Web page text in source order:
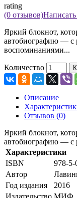
rating
(0 отзывов)
Яркий блокнот,
автобиографию — с
воспоминаниями...
Количество
Описание
Отзывов (0)
Яркий блокнот,
автобиографию — с
Характеристики
ISBN
978-5-
Автор
Год издания
2016
Издательство МИФ